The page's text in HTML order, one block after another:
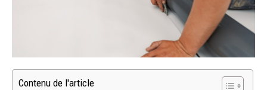
Contenu de l'article